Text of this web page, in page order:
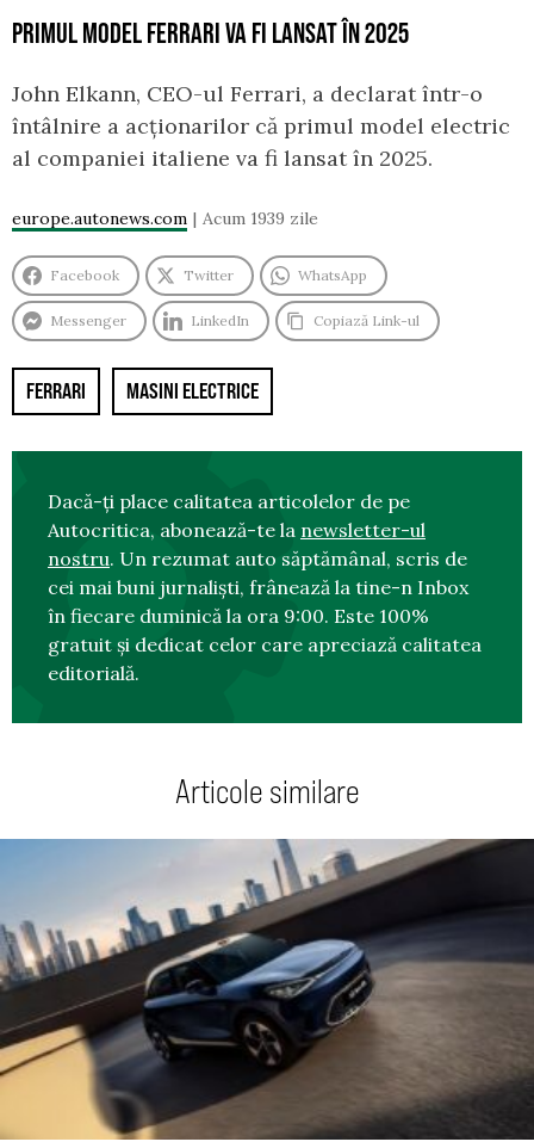
PRIMUL MODEL FERRARI VA FI LANSAT ÎN 2025
John Elkann, CEO-ul Ferrari, a declarat într-o
întâlnire a acționarilor că primul model electric
al companiei italiene va fi lansat în 2025.
europe.autonews.com Acum 1939 zile
Facebook Twitter WhatsApp
Messenger LinkedIn Copiază Link-ul
FERRARI MASINI ELECTRICE
Dacă-ți place calitatea articolelor de pe
Autocritica, abonează-te la newsletter-ul
nostru. Un rezumat auto săptămânal, scris de
cei mai buni jurnaliști, frânează la tine-n Inbox
în fiecare duminică la ora 9:00. Este 100%
gratuit și dedicat celor care apreciază calitatea
editorială.
Articole similare